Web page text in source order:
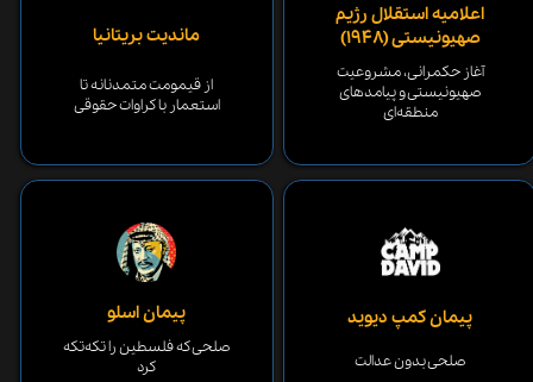
اعلامیه استقلال رژیم
صهیونیستی (۱۹۴۸)
آغاز حکمرانی، مشروعیت
صهیونیستی و پیامدهای
منطقه‌ای
ماندیت بریتانیا
از قیمومت متمدنانه تا
استعمار با کراوات حقوقی
پیمان کمپ دیوید
صلحی بدون عدالت
پیمان اسلو
صلحی که فلسطین را تکه‌تکه
کرد